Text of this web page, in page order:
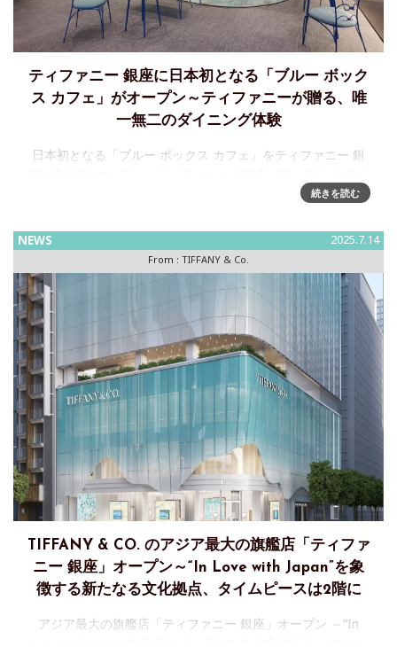
ティファニー 銀座に日本初となる「ブルー ボック
ス カフェ」がオープン～ティファニーが贈る、唯
一無二のダイニング体験
日本初となる「ブルー ボックス カフェ」をティファニー 銀
ニング体験ティファニーは、アジア最大の旗艦店「ティファ
初
続きを読む
NEWS 2025.7.14
From : TIFFANY & Co.
TIFFANY & CO. のアジア最大の旗艦店「ティファ
ニー 銀座」オープン～“In Love with Japan”を象
徴する新たなる文化拠点、タイムピースは2階に
アジア最大の旗艦店「ティファニー 銀座」オープン ～“In